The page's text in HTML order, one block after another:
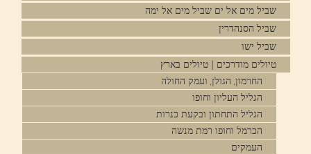
שביל מים אל ים שביל מים אל ימה
שביל הסנהדרין
שביל ישו
טיולים מודרכים | טיולים בארץ
החרמון, הגולן, ועמק החולה
הגליל העליון וחופו
הגליל התחתון ובקעת כנרות
הכרמל וחופו רמת מנשה
העמקים